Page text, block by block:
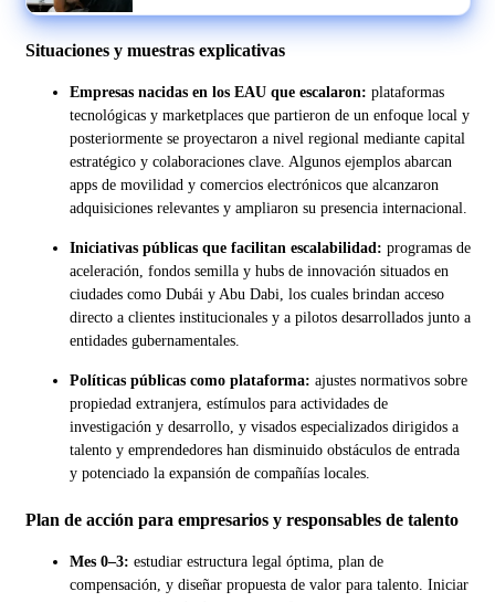
Situaciones y muestras explicativas
Empresas nacidas en los EAU que escalaron: plataformas
tecnológicas y marketplaces que partieron de un enfoque local y
posteriormente se proyectaron a nivel regional mediante capital
estratégico y colaboraciones clave. Algunos ejemplos abarcan
apps de movilidad y comercios electrónicos que alcanzaron
adquisiciones relevantes y ampliaron su presencia internacional.
Iniciativas públicas que facilitan escalabilidad: programas de
aceleración, fondos semilla y hubs de innovación situados en
ciudades como Dubái y Abu Dabi, los cuales brindan acceso
directo a clientes institucionales y a pilotos desarrollados junto a
entidades gubernamentales.
Políticas públicas como plataforma: ajustes normativos sobre
propiedad extranjera, estímulos para actividades de
investigación y desarrollo, y visados especializados dirigidos a
talento y emprendedores han disminuido obstáculos de entrada
y potenciado la expansión de compañías locales.
Plan de acción para empresarios y responsables de talento
Mes 0–3: estudiar estructura legal óptima, plan de
compensación, y diseñar propuesta de valor para talento. Iniciar